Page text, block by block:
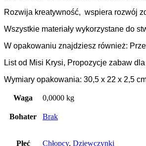
Rozwija kreatywność, wspiera rozwój
Wszystkie materiały wykorzystane do
W opakowaniu znajdziesz również:
List od Misi Krysi, Propozycje zabaw
Wymiary opakowania: 30,5 x 22 x 2,5
Waga 0,0000 kg
Bohater Brak
Płeć Chłopcy, Dziewczynki